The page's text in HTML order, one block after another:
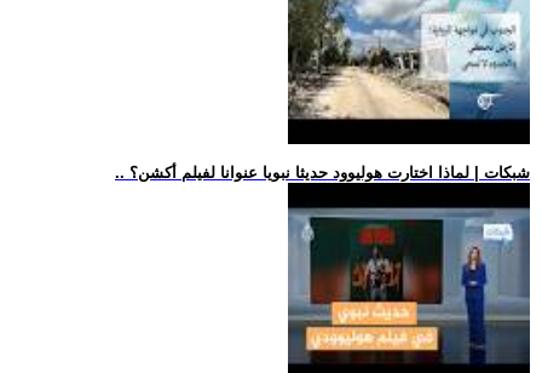
.. شبكات | لماذا اختارت هوليوود حديثا نبويا عنوانا لفيلم أكشن؟